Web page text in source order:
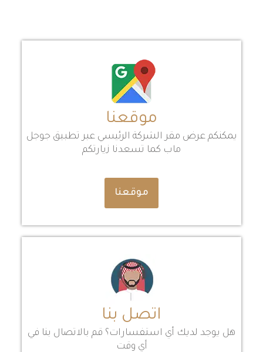
موقعنا
يمكنكم عرض مقر الشركة الرئيسي عبر تطبيق جوجل
ماب كما تسعدنا زيارتكم
موقعنا
اتصل بنا
هل يوجد لديك أي استفسارات؟ قم بالاتصال بنا في
أي وقت